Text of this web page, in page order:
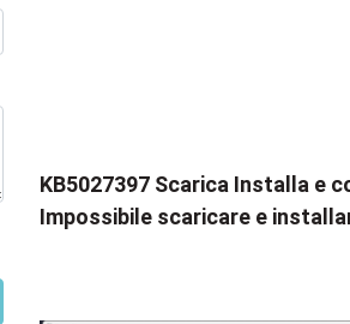
KB5027397 Scarica Installa e
Impossibile scaricare e